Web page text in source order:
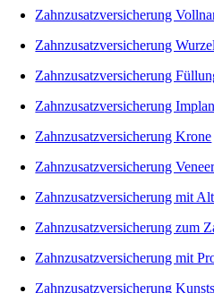
Zahnzusatzversicherung
Zahnzusatzversicherung
Zahnzusatzversicherung
Zahnzusatzversicherung
Zahnzusatzversicherung Krone
Zahnzusatzversicherung
Zahnzusatzversicherung mit
Zahnzusatzversicherung zum
Zahnzusatzversicherung mit
Zahnzusatzversicherung